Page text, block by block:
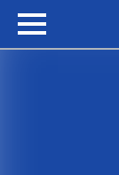
HOME